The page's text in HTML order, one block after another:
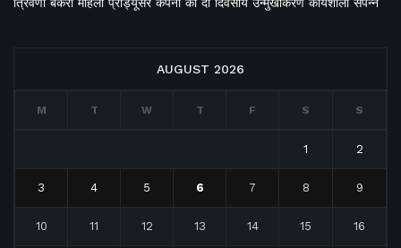
AUGUST 2026
M T W T F S S
1 2
3 4 5 6 7 8 9
10 11 12 13 14 15 16